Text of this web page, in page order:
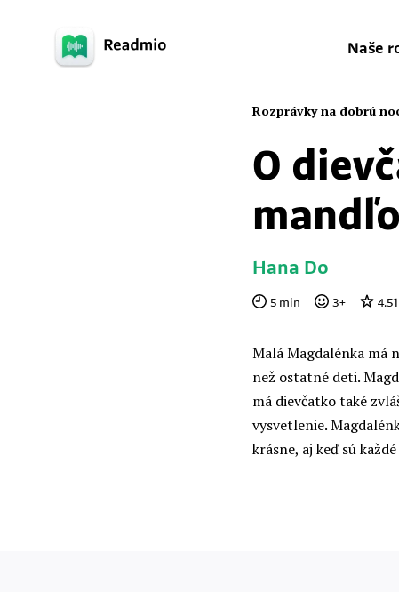
Naše
Rozprávky na dobrú
O
Hana Do
5 min 3+ 4.51
Malá Magdalénka má
než ostatné deti.
má dievčatko také
vysvetlenie.
krásne, aj keď sú